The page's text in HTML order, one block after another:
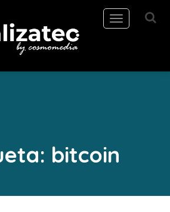
Toggle
navigation
bitcoin